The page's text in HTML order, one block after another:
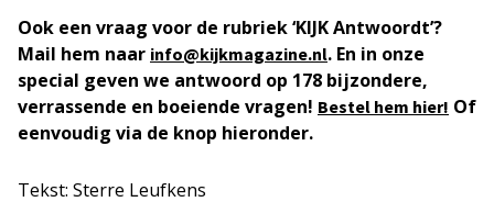
Ook een vraag voor de rubriek ‘KIJK Antwoordt’?
Mail hem naar info@kijkmagazine.nl. En in onze
special geven we antwoord op 178 bijzondere,
verrassende en boeiende vragen! Bestel hem hier! Of
eenvoudig via de knop hieronder.
Tekst: Sterre Leufkens